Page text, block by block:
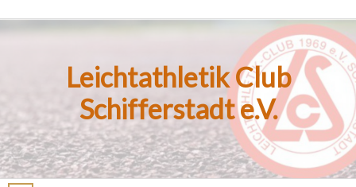
Inhalt
Leichtathletik Club
Schifferstadt e.V.